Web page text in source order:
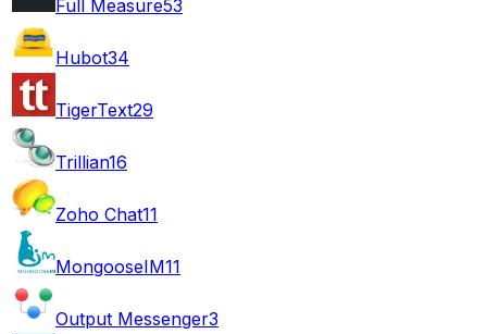
Full Measure53
Hubot34
TigerText29
Trillian16
Zoho Chat11
MongooseIM11
Output Messenger3